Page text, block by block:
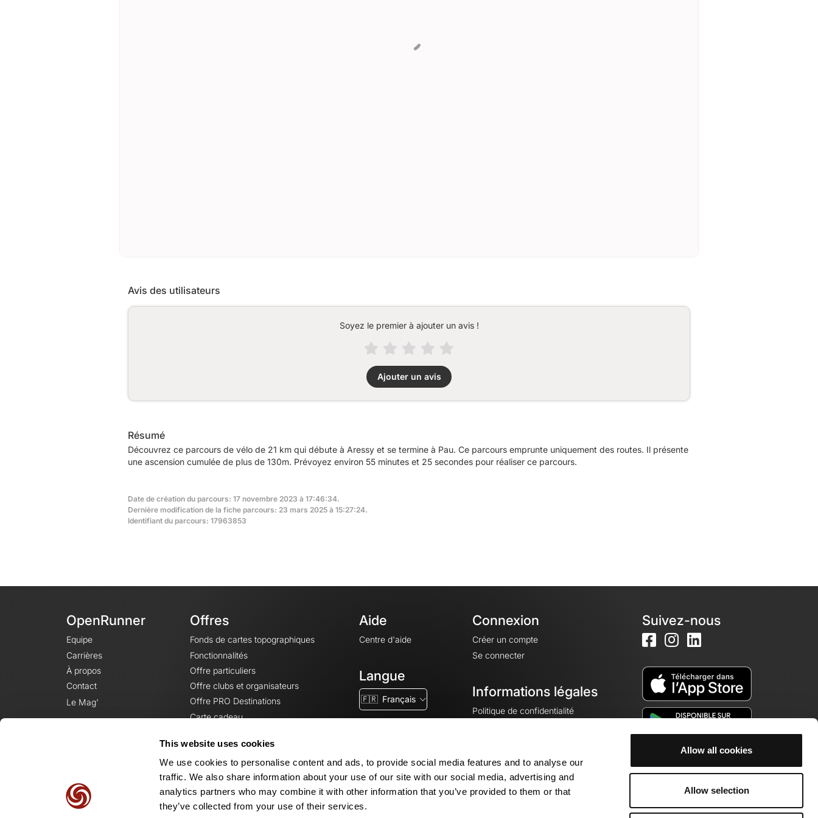
This website uses cookies
We use cookies to personalise content and ads, to provide social media features and to analyse our
traffic. We also share information about your use of our site with our social media, advertising and
analytics partners who may combine it with other information that you’ve provided to them or that
they’ve collected from your use of their services.
Allow all cookies
Allow selection
Avis des utilisateurs
Soyez le premier à ajouter un avis !
Ajouter un avis
Résumé
Découvrez ce parcours de vélo de 21 km qui débute à Aressy et se termine à Pau. Ce parcours emprunte uniquement des routes. Il présente
une ascension cumulée de plus de 130m. Prévoyez environ 55 minutes et 25 secondes pour réaliser ce parcours.
Date de création du parcours: 17 novembre 2023 à 17:46:34.
Dernière modification de la fiche parcours: 23 mars 2025 à 15:27:24.
Identifiant du parcours: 17963853
OpenRunner
Equipe
Carrières
À propos
Contact
Le Mag'
Offres
Fonds de cartes topographiques
Fonctionnalités
Offre particuliers
Offre clubs et organisateurs
Offre PRO Destinations
Carte cadeau
Aide
Centre d'aide
Langue
🇫🇷 Français
Connexion
Créer un compte
Se connecter
Informations légales
Politique de confidentialité
Mentions légales
Paramètres des cookies
Suivez-nous